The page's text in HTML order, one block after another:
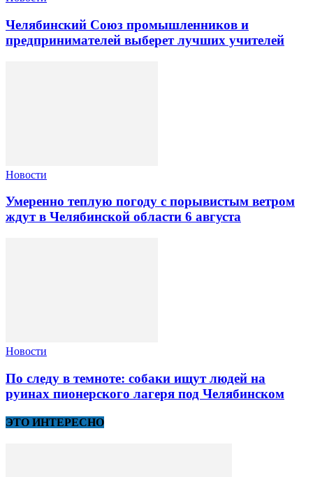
Челябинский Союз промышленников и
предпринимателей выберет лучших учителей
Новости
Умеренно теплую погоду с порывистым ветром
ждут в Челябинской области 6 августа
Новости
По следу в темноте: собаки ищут людей на
руинах пионерского лагеря под Челябинском
ЭТО ИНТЕРЕСНО